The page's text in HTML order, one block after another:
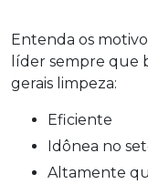
Entenda os
líder sempre que
gerais limpeza:
eficiente
idônea no
altamente